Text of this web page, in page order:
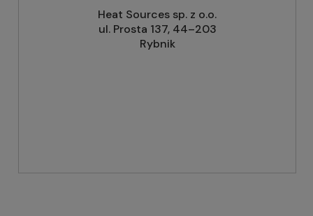
Heat Sources sp. z o.o.
ul. Prosta 137, 44–203
Rybnik